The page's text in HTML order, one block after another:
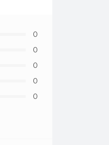
0
0
0
0
0